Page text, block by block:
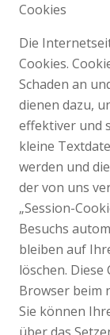
Cookies
Die
Cookies.
Schaden an
dienen dazu,
effektiver und
kleine
werden und
der von uns
„Session-
Besuchs
bleiben auf
löschen.
Browser beim
Sie können